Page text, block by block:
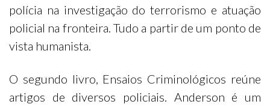
polícia na investigação do terrorismo e atuação
policial na fronteira. Tudo a partir de um ponto de
vista humanista.
O segundo livro, Ensaios Criminológicos reúne
artigos de diversos policiais. Anderson é um